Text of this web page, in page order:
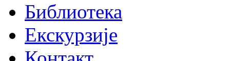
Библиотека
Екскурзије